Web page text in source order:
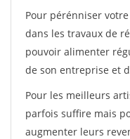
Pour pérénniser
dans les travaux de
pouvoir alimenter
de son entreprise et
Pour les meilleurs
parfois suffire mais
augmenter leurs